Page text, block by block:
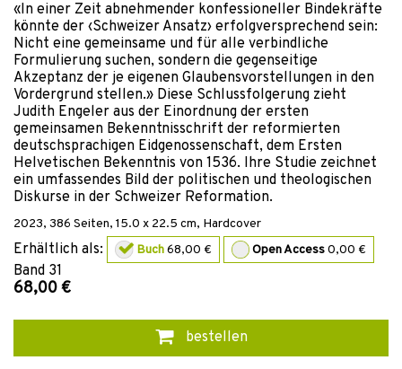
«In einer Zeit abnehmender konfessioneller Bindekräfte
könnte der ‹Schweizer Ansatz› erfolgversprechend sein:
Nicht eine gemeinsame und für alle verbindliche
Formulierung suchen, sondern die gegenseitige
Akzeptanz der je eigenen Glaubensvorstellungen in den
Vordergrund stellen.» Diese Schlussfolgerung zieht
Judith Engeler aus der Einordnung der ersten
gemeinsamen Bekenntnisschrift der reformierten
deutschsprachigen Eidgenossenschaft, dem Ersten
Helvetischen Bekenntnis von 1536. Ihre Studie zeichnet
ein umfassendes Bild der politischen und theologischen
Diskurse in der Schweizer Reformation.
2023, 386 Seiten, 15.0 x 22.5 cm, Hardcover
Erhältlich als: Buch68,00 € Open Access0,00 €
Band 31
68,00 €
bestellen